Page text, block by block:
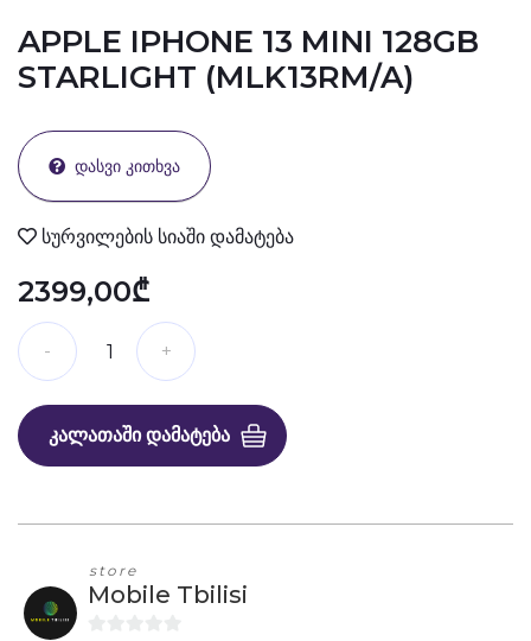
APPLE IPHONE 13 MINI 128GB
STARLIGHT (MLK13RM/A)
ᲓᲐᲡᲕᲘ ᲙᲘᲗᲮᲕᲐ
სურვილების სიაში დამატება
2399,00₾
ᲙᲐᲚᲐᲗᲐᲨᲘ ᲓᲐᲛᲐᲢᲔᲑᲐ
store
Mobile Tbilisi